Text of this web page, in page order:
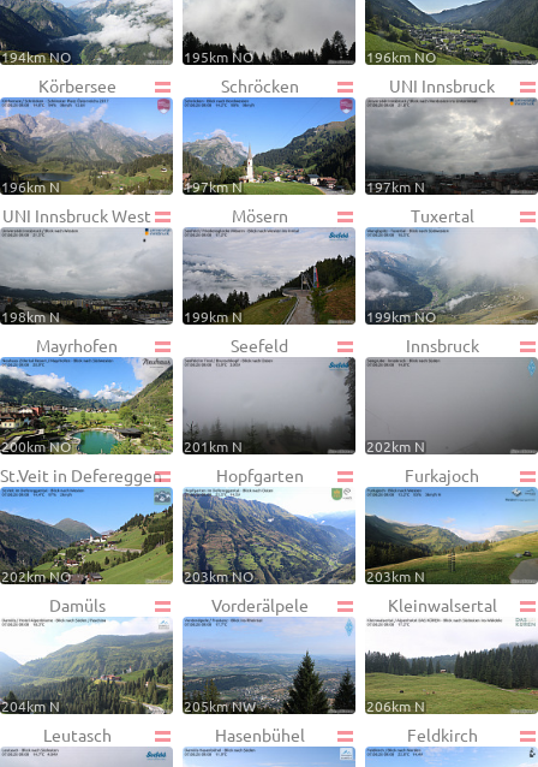
194km NO 195km NO 196km NO
Körbersee
196km N
Schröcken
197km N
UNI Innsbruck
197km N
UNI Innsbruck West
198km N
Mösern
199km N
Tuxertal
199km NO
Mayrhofen
200km NO
Seefeld
201km N
Innsbruck
202km N
St.Veit in Defereggen
202km NO
Hopfgarten
203km NO
Furkajoch
203km N
Damüls
204km N
Vorderälpele
205km NW
Kleinwalsertal
206km N
Leutasch Hasenbühel Feldkirch